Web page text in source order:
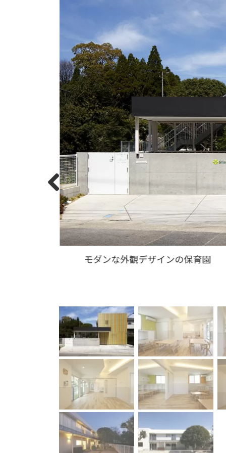
モダンな外観デザインの保育園
Previous